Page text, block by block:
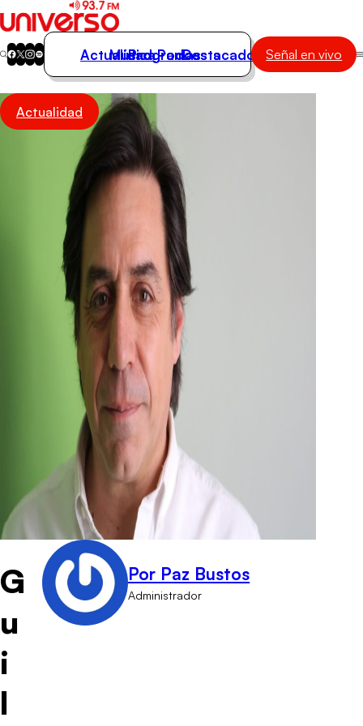
Actualidad
Música
Destacados
Actualidad
Música
Programas
Podcasts
Destacados Señal en vivo
Actualidad
G
u
i
l
Por Paz Bustos
Administrador